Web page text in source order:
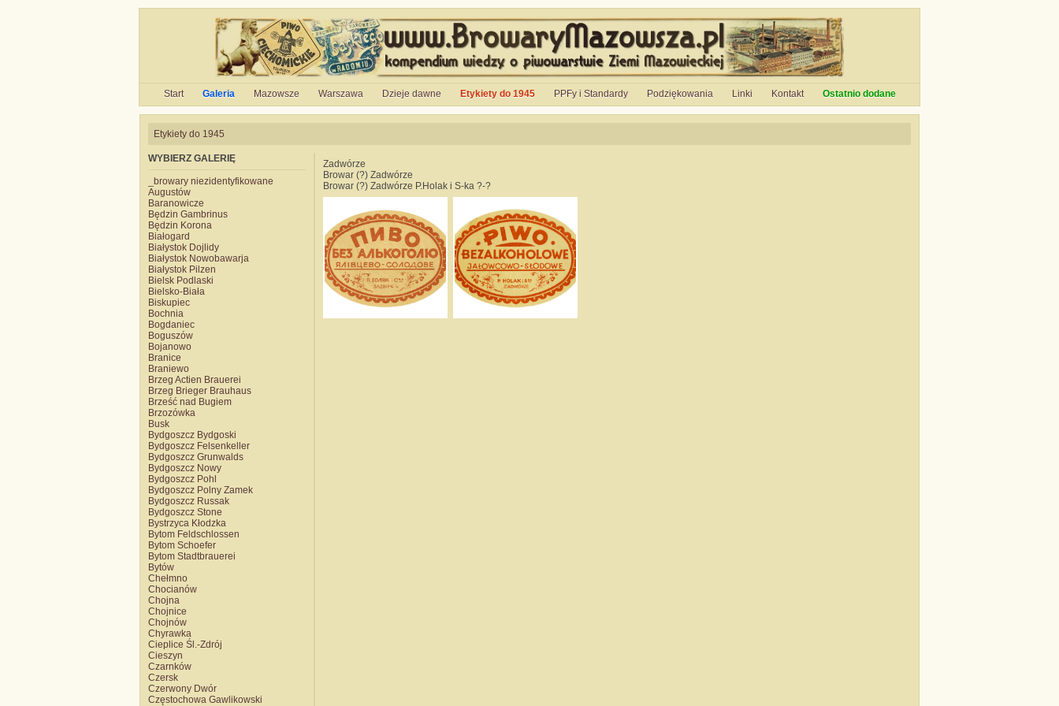
Start Galeria Mazowsze Warszawa Dzieje dawne Etykiety do 1945 PPFy i Standardy Podziękowania Linki Kontakt Ostatnio dodane
Etykiety do 1945
WYBIERZ GALERIĘ
_browary niezidentyfikowane
Augustów
Baranowicze
Będzin Gambrinus
Będzin Korona
Białogard
Białystok Dojlidy
Białystok Nowobawarja
Białystok Pilzen
Bielsk Podlaski
Bielsko-Biała
Biskupiec
Bochnia
Bogdaniec
Boguszów
Bojanowo
Branice
Braniewo
Brzeg Actien Brauerei
Brzeg Brieger Brauhaus
Brześć nad Bugiem
Brzozówka
Busk
Bydgoszcz Bydgoski
Bydgoszcz Felsenkeller
Bydgoszcz Grunwalds
Bydgoszcz Nowy
Bydgoszcz Pohl
Bydgoszcz Polny Zamek
Bydgoszcz Russak
Bydgoszcz Stone
Bystrzyca Kłodzka
Bytom Feldschlossen
Bytom Schoefer
Bytom Stadtbrauerei
Bytów
Chełmno
Chocianów
Chojna
Chojnice
Chojnów
Chyrawka
Cieplice Śl.-Zdrój
Cieszyn
Czarnków
Czersk
Czerwony Dwór
Częstochowa Gawlikowski
Zadwórze
Browar (?) Zadwórze
Browar (?) Zadwórze P.Holak i S-ka ?-?